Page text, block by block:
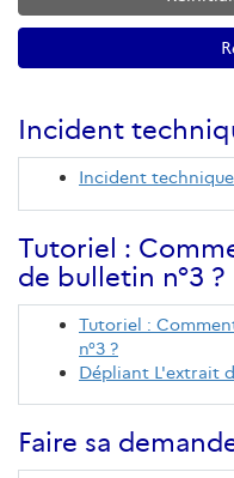
Incident
Incident
Tutoriel :
de bulletin n°3 ?
Tutoriel :
n°3 ?
Dépliant L'extrait
Faire sa